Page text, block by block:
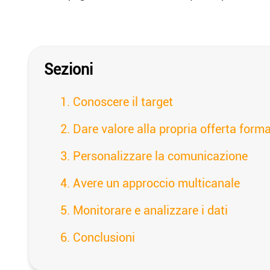
Sezioni
Conoscere il target
Dare valore alla propria offerta
Personalizzare la comunicazione
Avere un approccio multicanale
Monitorare e analizzare i dati
Conclusioni